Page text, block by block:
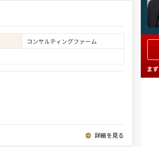
コンサルティングファーム
詳細を見る
ま